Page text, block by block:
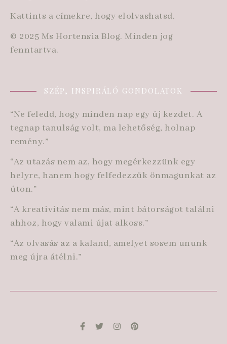
Kattints a címekre, hogy elolvashatsd.
© 2025 Ms Hortensia Blog. Minden jog
fenntartva.
SZÉP, INSPIRÁLÓ GONDOLATOK
“Ne feledd, hogy minden nap egy új kezdet. A
tegnap tanulság volt, ma lehetőség, holnap
remény.”
“Az utazás nem az, hogy megérkezzünk egy
helyre, hanem hogy felfedezzük önmagunkat az
úton.”
“A kreativitás nem más, mint bátorságot találni
ahhoz, hogy valami újat alkoss.”
“Az olvasás az a kaland, amelyet sosem ununk
meg újra átélni.”